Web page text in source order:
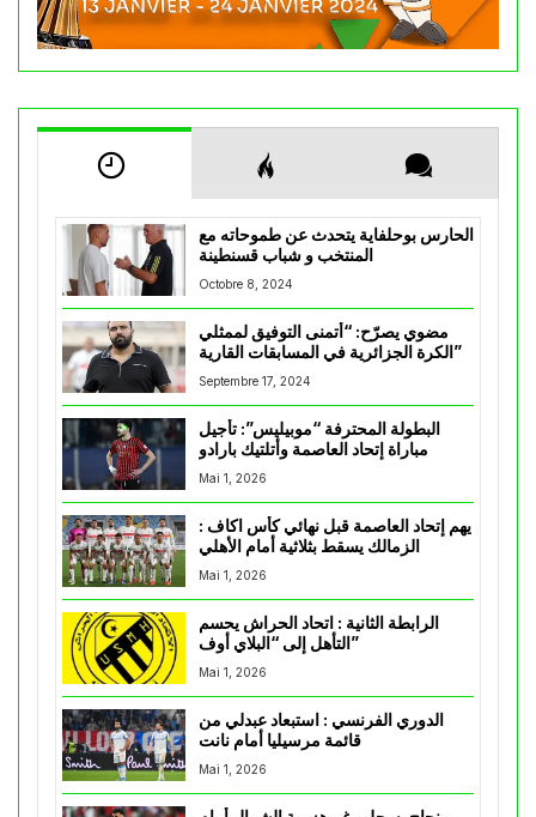
الحارس بوحلفاية يتحدث عن طموحاته مع
المنتخب و شباب قسنطينة
Octobre 8, 2024
مضوي يصرّح: “أتمنى التوفيق لممثلي
الكرة الجزائرية في المسابقات القارية”
Septembre 17, 2024
البطولة المحترفة “موبيليس”: تأجيل
مباراة إتحاد العاصمة وأتلتيك بارادو
Mai 1, 2026
يهم إتحاد العاصمة قبل نهائي كأس اكاف :
Mai 1, 2026
الرابطة الثانية : اتحاد الحراش يحسم
التأهل إلى “البلاي أوف”
Mai 1, 2026
الدوري الفرنسي : استبعاد عبدلي من
قائمة مرسيليا أمام نانت
Mai 1, 2026